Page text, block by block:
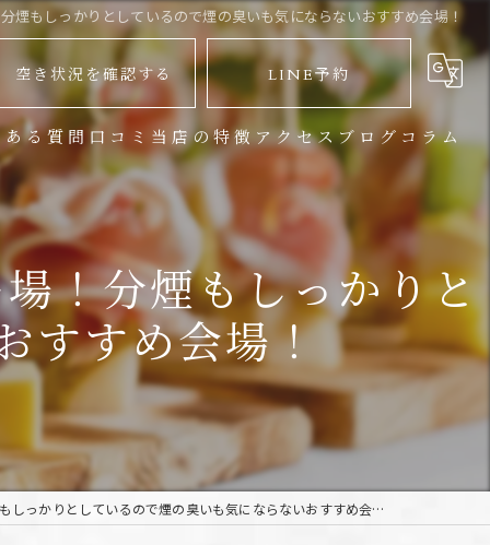
もしっかりとしているので煙の臭いも気にならないおすすめ会場！
空き状況を確認する LINE予約
る質問 口コミ 当店の特徴
バーベキュー
パーティー
イベント
宴会
大人数
アクセス
地下鉄からお越しのお客様
JR渋谷駅からお越しのお客様
ブログ コラム
！分煙もしっかりと
すすめ会場！
かりとしているので煙の臭いも気にならないおすすめ会場！